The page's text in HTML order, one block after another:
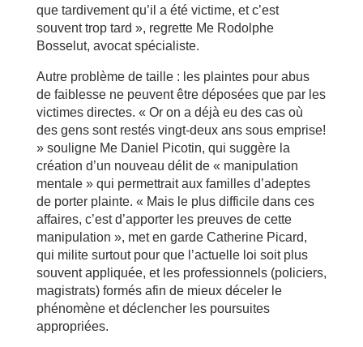
que tardivement qu’il a été victime, et c’est
souvent trop tard », regrette Me Rodolphe
Bosselut, avocat spécialiste.
Autre problème de taille : les plaintes pour abus
de faiblesse ne peuvent être déposées que par les
victimes directes. « Or on a déjà eu des cas où
des gens sont restés vingt-deux ans sous emprise!
» souligne Me Daniel Picotin, qui suggère la
création d’un nouveau délit de « manipulation
mentale » qui permettrait aux familles d’adeptes
de porter plainte. « Mais le plus difficile dans ces
affaires, c’est d’apporter les preuves de cette
manipulation », met en garde Catherine Picard,
qui milite surtout pour que l’actuelle loi soit plus
souvent appliquée, et les professionnels (policiers,
magistrats) formés afin de mieux déceler le
phénomène et déclencher les poursuites
appropriées.